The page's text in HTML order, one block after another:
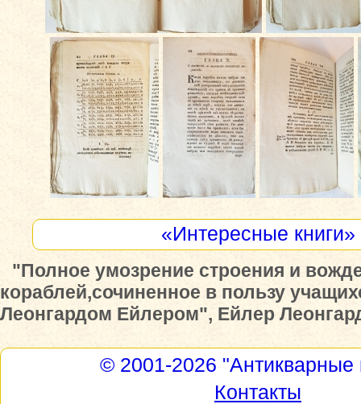
«Интересные книги»
"Полное умозрение строения и
кораблей,сочиненное в пользу
Леонгардом Ейлером", Ейлер
© 2001-2026 "Антикварные
Контакты